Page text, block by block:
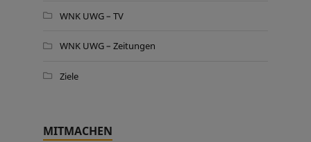
WNK UWG – TV
WNK UWG – Zeitungen
Ziele
MITMACHEN